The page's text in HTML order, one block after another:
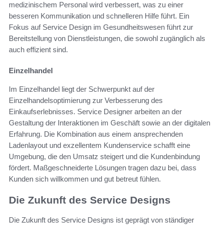
medizinischem Personal wird verbessert, was zu einer
besseren Kommunikation und schnelleren Hilfe führt. Ein
Fokus auf Service Design im Gesundheitswesen führt zur
Bereitstellung von Dienstleistungen, die sowohl zugänglich als
auch effizient sind.
Einzelhandel
Im Einzelhandel liegt der Schwerpunkt auf der
Einzelhandelsoptimierung zur Verbesserung des
Einkaufserlebnisses. Service Designer arbeiten an der
Gestaltung der Interaktionen im Geschäft sowie an der digitalen
Erfahrung. Die Kombination aus einem ansprechenden
Ladenlayout und exzellentem Kundenservice schafft eine
Umgebung, die den Umsatz steigert und die Kundenbindung
fördert. Maßgeschneiderte Lösungen tragen dazu bei, dass
Kunden sich willkommen und gut betreut fühlen.
Die Zukunft des Service Designs
Die Zukunft des Service Designs ist geprägt von ständiger